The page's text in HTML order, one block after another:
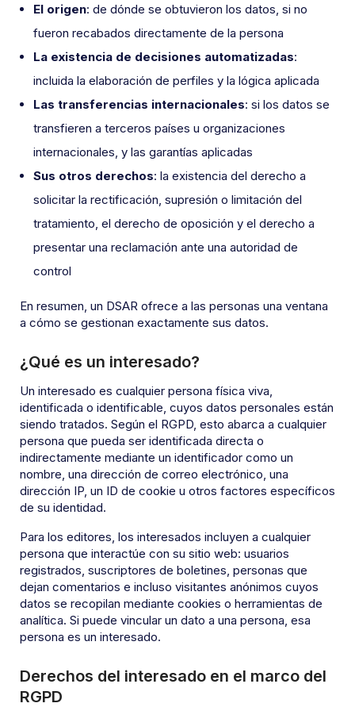
El origen: de dónde se obtuvieron los datos, si no
fueron recabados directamente de la persona
La existencia de decisiones automatizadas:
incluida la elaboración de perfiles y la lógica aplicada
Las transferencias internacionales: si los datos se
transfieren a terceros países u organizaciones
internacionales, y las garantías aplicadas
Sus otros derechos: la existencia del derecho a
solicitar la rectificación, supresión o limitación del
tratamiento, el derecho de oposición y el derecho a
presentar una reclamación ante una autoridad de
control
En resumen, un DSAR ofrece a las personas una ventana
a cómo se gestionan exactamente sus datos.
¿Qué es un interesado?
Un interesado es cualquier persona física viva,
identificada o identificable, cuyos datos personales están
siendo tratados. Según el RGPD, esto abarca a cualquier
persona que pueda ser identificada directa o
indirectamente mediante un identificador como un
nombre, una dirección de correo electrónico, una
dirección IP, un ID de cookie u otros factores específicos
de su identidad.
Para los editores, los interesados incluyen a cualquier
persona que interactúe con su sitio web: usuarios
registrados, suscriptores de boletines, personas que
dejan comentarios e incluso visitantes anónimos cuyos
datos se recopilan mediante cookies o herramientas de
analítica. Si puede vincular un dato a una persona, esa
persona es un interesado.
Derechos del interesado en el marco del
RGPD